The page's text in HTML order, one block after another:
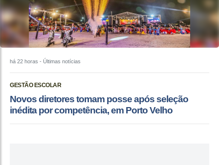
há 22 horas - Últimas notícias
GESTÃO ESCOLAR
Novos diretores tomam posse após seleção
inédita por competência, em Porto Velho